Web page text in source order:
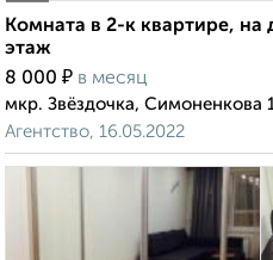
Комната в 2-к квартире, на
этаж
8 000 ₽ в месяц
мкр. Звёздочка, Симоненкова
Агентство, 16.05.2022